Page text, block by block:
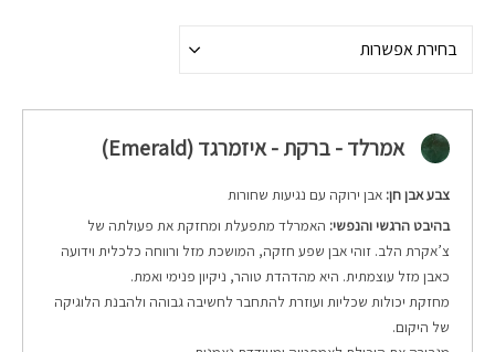
בחירת אפשרות
אמרלד - ברקת - איזמרגד (Emerald)
צבע אבן חן: אבן ירוקה עם נגיעות שחורות
בהיבט הרגשי והנפשי: האמרלד מתפעלת ומחזקת את פעולתה של
צ’אקרת הלב. זוהי אבן שפע חזקה, המושכת מזל ורווחה כלכלית וידועה
כאבן מזל עוצמתית. היא מהדהדת טוהר, ניקיון פנימי ואמת.
מחזקת יכולות שכליות ועוזרת להתחבר לחשיבה גבוהה ולהבנת הלוגיקה
של היקום.